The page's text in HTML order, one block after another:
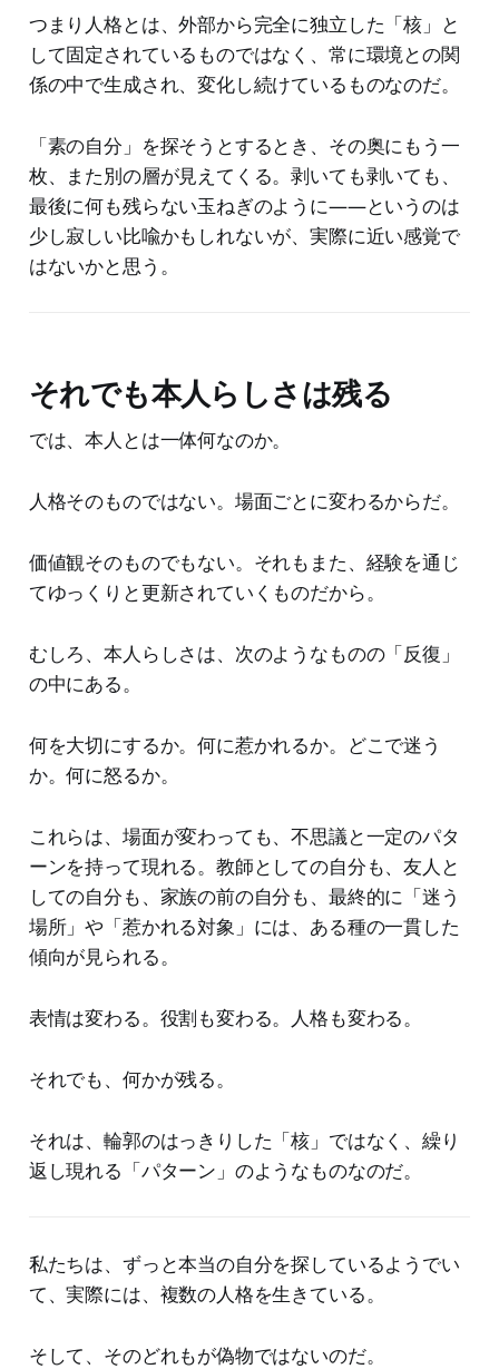
つまり人格とは、外部から完全に独立した「核」と
して固定されているものではなく、常に環境との関
係の中で生成され、変化し続けているものなのだ。
「素の自分」を探そうとするとき、その奥にもう一
枚、また別の層が見えてくる。剥いても剥いても、
最後に何も残らない玉ねぎのように——というのは
少し寂しい比喩かもしれないが、実際に近い感覚で
はないかと思う。
それでも本人らしさは残る
では、本人とは一体何なのか。
人格そのものではない。場面ごとに変わるからだ。
価値観そのものでもない。それもまた、経験を通じ
てゆっくりと更新されていくものだから。
むしろ、本人らしさは、次のようなものの「反復」
の中にある。
何を大切にするか。何に惹かれるか。どこで迷う
か。何に怒るか。
これらは、場面が変わっても、不思議と一定のパタ
ーンを持って現れる。教師としての自分も、友人と
しての自分も、家族の前の自分も、最終的に「迷う
場所」や「惹かれる対象」には、ある種の一貫した
傾向が見られる。
表情は変わる。役割も変わる。人格も変わる。
それでも、何かが残る。
それは、輪郭のはっきりした「核」ではなく、繰り
返し現れる「パターン」のようなものなのだ。
私たちは、ずっと本当の自分を探しているようでい
て、実際には、複数の人格を生きている。
そして、そのどれもが偽物ではないのだ。